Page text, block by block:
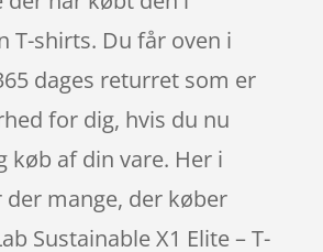
T-shirts. Du får oven i
dages returret som er
for dig, hvis du nu
køb af din vare. Her i
der mange, der køber
Sustainable X1 Elite – T-